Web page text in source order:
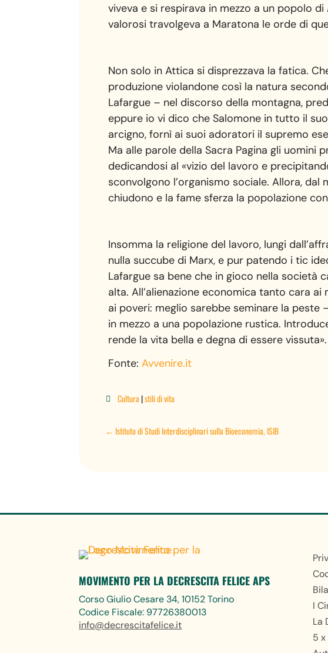
viveva e si respirava in mezzo a un popolo
valorosi travolgeva a Maratona le orde di
Non solo in Attica si disprezzava la fatica.
produzione violandone così la natura
Lafargue – nel discorso della montagna,
eppure io vi dico che Salomone in tutto il
arcigno, fornì ai suoi adoratori il supremo
Ma alle parole della Sacra Pagina gli
dedicandosi al «vizio del lavoro e
sconvolgono l’organismo sociale. Allora,
chiudono e la fame sferza la popolazione
Insomma la religione del lavoro, lungi
nulla succube di Marx, e pur patendo i tic
Lafargue sa bene che in gioco nella società
alta. All’alienazione economica tanto cara
ai poveri: meglio sarebbe seminare la
in mezzo a una popolazione rustica.
rende la vita bella e degna di essere vissuta».
Fonte:Avvenire.it
 Cultura|stili di vita
← Istituto di Studi Interdisciplinari sulla Bioeconomia, ISIB
MOVIMENTO PER LA DECRESCITA FELICE APS
Corso Giulio Cesare 34, 10152 Torino
Codice Fiscale: 97726380013
info@decrescitafelice.it
I
La
5